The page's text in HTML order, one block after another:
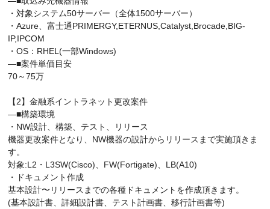
・対象システム50サーバー（全体1500サーバー）
・Azure、富士通PRIMERGY,ETERNUS,Catalyst,Brocade,BIG-
IP,IPCOM
・OS：RHEL(一部Windows)
―■案件単価目安
70～75万
【2】金融系イントラネット更改案件
―■構築環境
・NW設計、構築、テスト、リリース
機器更改案件となり、NW機器の設計からリリースまで実施頂きま
す。
対象:L2・L3SW(Cisco)、FW(Fortigate)、LB(A10)
・ドキュメント作成
基本設計〜リリースまでの各種ドキュメントを作成頂きます。
(基本設計書、詳細設計書、テスト計画書、移行計画書等)